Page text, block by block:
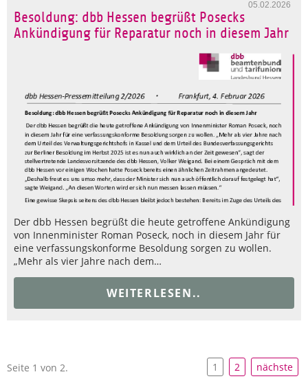
05.02.2026
Besoldung: dbb Hessen begrüßt Posecks
Ankündigung für Reparatur noch in diesem Jahr
Der dbb Hessen begrüßt die heute getroffene Ankündigung
von Innenminister Roman Poseck, noch in diesem Jahr für
eine verfassungskonforme Besoldung sorgen zu wollen.
„Mehr als vier Jahre nach dem…
WEITERLESEN..
Seite 1 von 2. 1 2 nächste